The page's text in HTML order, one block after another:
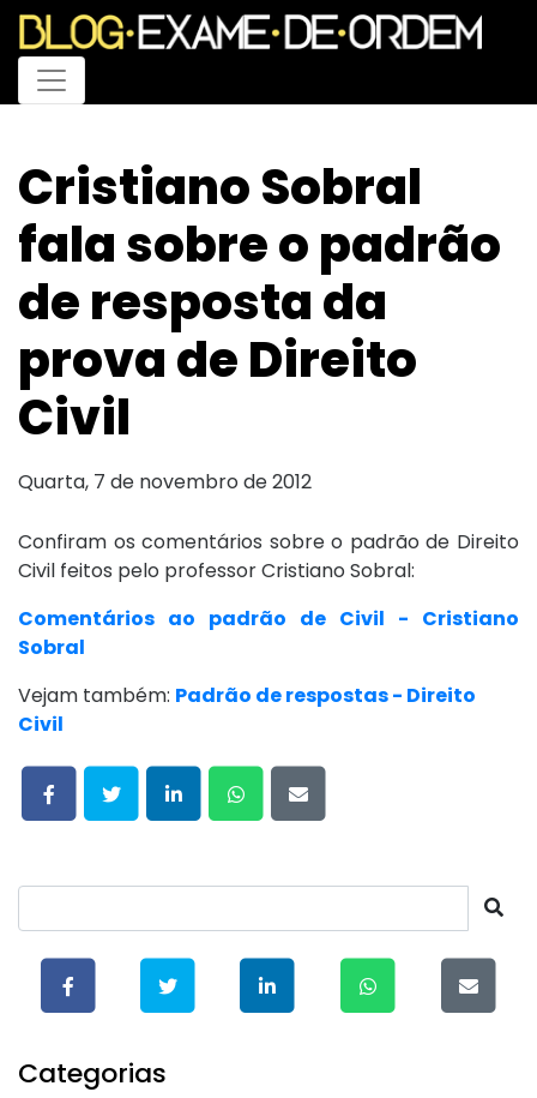
Menu
Cristiano Sobral
fala sobre o padrão
de resposta da
prova de Direito
Civil
Quarta, 7 de novembro de 2012
Confiram os comentários sobre o padrão de Direito
Civil feitos pelo professor Cristiano Sobral:
Comentários ao padrão de Civil - Cristiano
Sobral
Vejam também: Padrão de respostas - Direito
Civil
Categorias